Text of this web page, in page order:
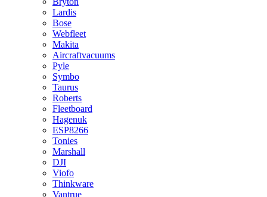
Lardis
Bose
Webfleet
Makita
Aircraftvacuums
Pyle
Symbo
Taurus
Roberts
Fleetboard
Hagenuk
ESP8266
Tonies
Marshall
DJI
Viofo
Thinkware
Vantrue